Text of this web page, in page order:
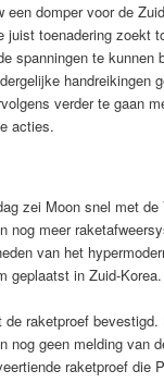
een domper voor de
juist toenadering zoekt
spanningen te kunnen
handreikingen
verder te gaan
acties.
zei Moon snel met
nog meer
van het
geplaatst in Zuid-Korea.
de raketproef bevestigd.
nog geen melding van
raketproef die